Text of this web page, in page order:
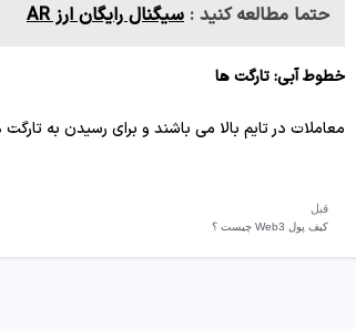
حتما مطالعه کنید : سیگنال رایگان ارز AR
خطوط آبی: تارگت ها
معاملات در تایم بالا می باشند و برای رسیدن به تارگت
قبل
کیف پول Web3 چیست ؟